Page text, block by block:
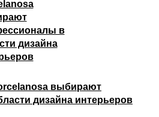
выбирают
дизайна интерьеров